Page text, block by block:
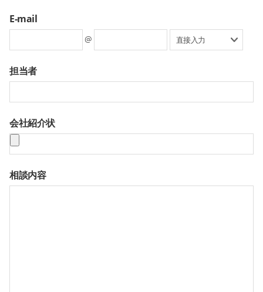
E-mail
@
担当者
会社紹介状
相談内容